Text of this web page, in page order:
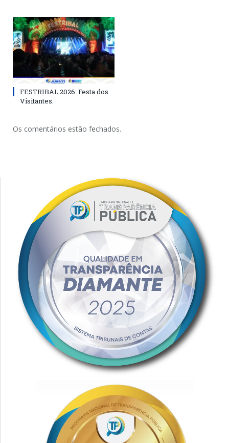
FESTRIBAL 2026: Festa dos
Visitantes.
Os comentários estão fechados.